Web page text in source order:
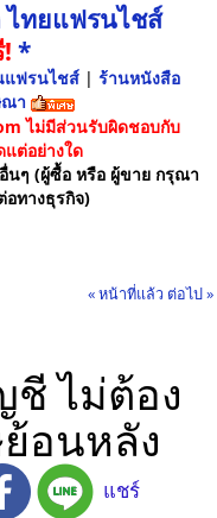
ไทยแฟรนไชส์
*
แฟรนไชส์ | ร้านหนังสือ
ณา
ไม่มีส่วนรับผิดชอบกับ
ต่อย่างใด
นๆ (ผู้ซื้อ หรือ ผู้ขาย กรุณา
ทางธุรกิจ)
« หน้าที่แล้ว ต่อไป »
ไม่ต้อง
อนหลัง
แชร์